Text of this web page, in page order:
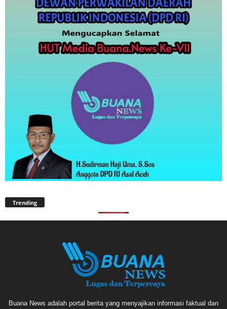
Trending
Buana News adalah portal berita yang menyajikan informasi faktual dan